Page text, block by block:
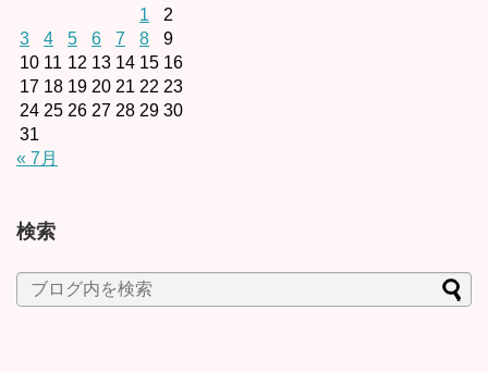
1
2
3
4 5 6 7 8
9
10 11 12 13 14 15 16
17 18 19 20 21 22 23
24 25 26 27 28 29 30
31
« 7月
検索